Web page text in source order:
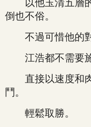
以他玉清五層的
倒也不俗。
不過可惜他的對
江浩都不需要施
直接以速度和肉
鬥。
輕鬆取勝。